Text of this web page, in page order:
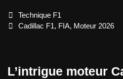
Categories
Technique F1
Tags
Cadillac F1, FIA, Moteur 2026
L’intrigue moteur